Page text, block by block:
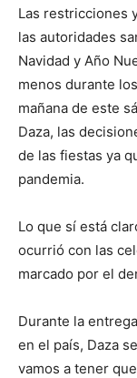
Las restricciones
las autoridades
Navidad y Año
menos durante
mañana de este
Daza, las
de las fiestas ya
pandemia.
Lo que sí está
ocurrió con las
marcado por el
Durante la
en el país, Daza
vamos a tener